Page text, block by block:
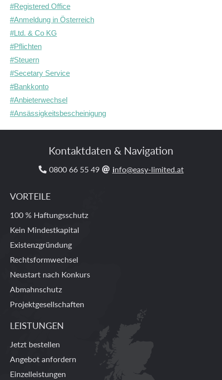
#Registered Office
#Anmeldung in Österreich
#Ltd. & Co KG
#Pflichten
#Steuern
#Secetary Service
#Bankkonto
#Anbieterwechsel
#Ansässigkeitsbescheinigung
Kontaktdaten & Navigation
 0800­ 66­ 55­ 49  info@easy-limited.at
VORTEILE
100 % Haftungsschutz
Kein Mindestkapital
Existenzgründung
Rechtsformwechsel
Neustart nach Konkurs
Abmahnschutz
Projektgesellschaften
LEISTUNGEN
Jetzt bestellen
Angebot anfordern
Einzelleistungen